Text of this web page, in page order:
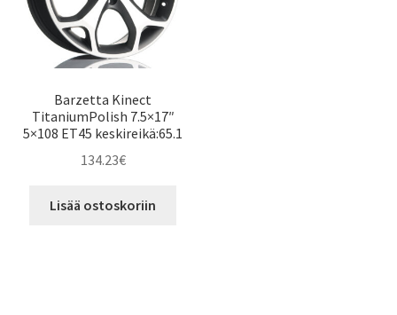
Barzetta Kinect
TitaniumPolish 7.5×17″
5×108 ET45 keskireikä:65.1
134.23€
Lisää ostoskoriin